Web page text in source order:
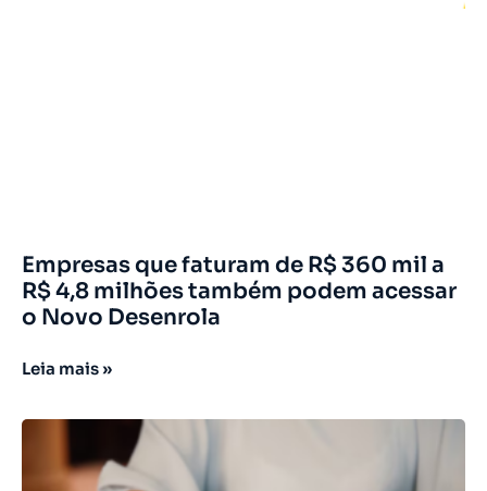
Empresas que faturam de R$ 360 mil a
R$ 4,8 milhões também podem acessar
o Novo Desenrola
Leia mais »